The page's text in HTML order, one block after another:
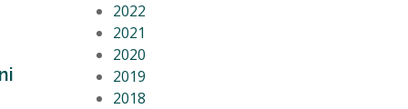
2022
2021
2020
2019
2018